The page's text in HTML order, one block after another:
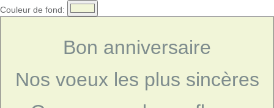
Couleur de fond:
Bon anniversaire
Nos voeux les plus sincères